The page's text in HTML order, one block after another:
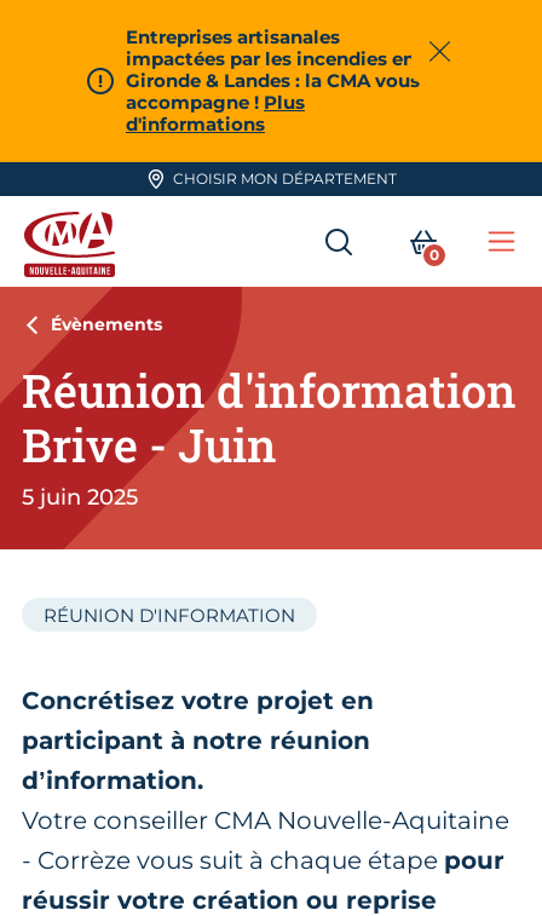
Entreprises artisanales
impactées par les incendies en
Gironde & Landes : la CMA vous
accompagne ! Plus
d'informations
Fermer
CHOISIR MON DÉPARTEMENT
CMA Nouvelle-Aquitaine
RECHERCHER
MON
0
Évènements
Réunion d'information
Brive - Juin
5 juin 2025
RÉUNION D'INFORMATION
Concrétisez votre projet en
participant à notre réunion
d’information.
Votre conseiller CMA Nouvelle-Aquitaine
- Corrèze vous suit à chaque étape pour
réussir votre création ou reprise